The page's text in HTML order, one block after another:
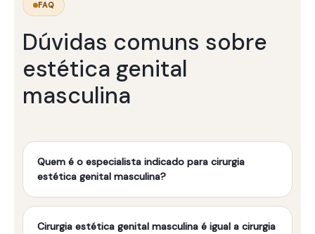
FAQ
Dúvidas comuns sobre
estética genital
masculina
Quem é o especialista indicado para cirurgia
estética genital masculina?
Cirurgia estética genital masculina é igual a cirurgia